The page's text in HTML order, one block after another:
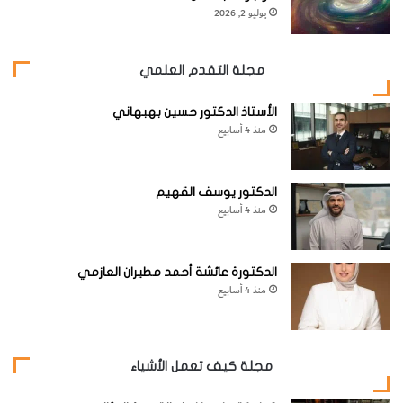
اللون :بلورات زرقاء غامضة ؛ كتل وطبقات قشرية زرقاء باهتة
زجاجي إلى كامد
المخدش :أزرق سماوي
الصلادة :3,5- 4
الانفصام :جيد في اتجاه واحد
المكسر :محاري، هش
الثقل النوعي :+3,7.
أماكن تواجد ملحوظة:تشيسي – فرنسا؛ توازيت – المغرب؛
ناميبيا؛ كاتانغا – الكونغو؛ سيناء – مصر؛ غوانغدونغ – الصين؛
يوليو 2, 2026
مجلة التقدم العلمي
الأستاذ الدكتور حسين بهبهاني
منذ 4 أسابيع
الدكتور يوسف القهيم
منذ 4 أسابيع
الدكتورة عائشة أحمد مطيران العازمي
منذ 4 أسابيع
مجلة كيف تعمل الأشياء